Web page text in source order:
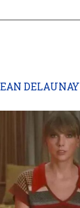
DELAUNAY